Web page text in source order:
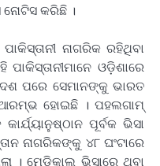
କରିଛି ।
ନାଗରିକ ରହିଥିବା
ପାକିସ୍ତାନୀମାନେ ଓଡ଼ିଶାରେ
ପରେ ସେମାନଙ୍କୁ ଭାରତ
ଆରମ୍ଭ ହୋଇଛି । ପହଲଗାମ୍
ପୂର୍ବକ ଭିସା
ନାଗରିକଙ୍କୁ ୪୮ ଘଂଟାରେ
। ମେଡିକାଲ ଭିସାରେ ଥିବା